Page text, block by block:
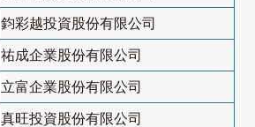
鈞彩越投資股份有限公司
祐成企業股份有限公司
立富企業股份有限公司
真旺投資股份有限公司